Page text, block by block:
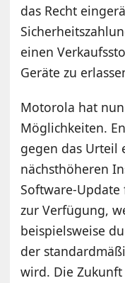
das Recht
einen
Geräte zu
Motorola hat
Möglichkeiten.
gegen das Urteil
nächsthöheren
Software-
zur Verfügung,
beispielsweise
der
wird. Die